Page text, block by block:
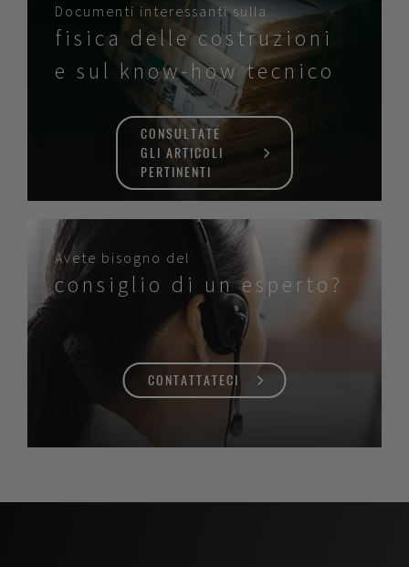
Documenti interessanti sulla
fisica delle costruzioni
e sul know-how tecnico
CONSULTATE
GLI ARTICOLI
PERTINENTI
Avete bisogno del
consiglio di un esperto?
CONTATTATECI